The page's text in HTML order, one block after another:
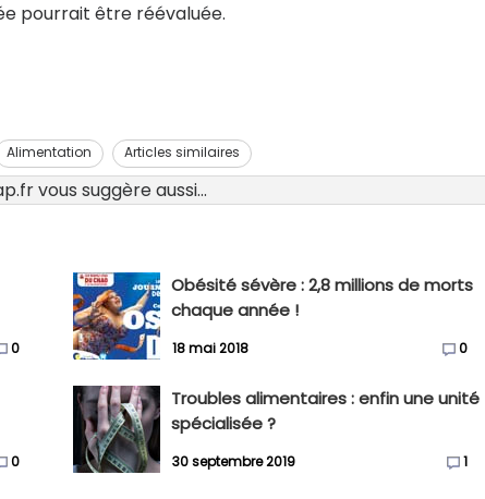
pourrait être réévaluée.
Alimentation Articles similaires
vous suggère aussi...
0
Obésité sévère : 2,8 millions de morts
chaque année !
18 mai 2018 0
0
Troubles alimentaires : enfin une unité
spécialisée ?
30 septembre 2019 1